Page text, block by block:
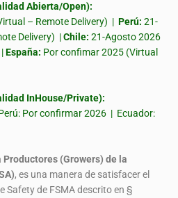
Abierta/Open):
– Remote Delivery) | Perú: 21-
Delivery) |Chile: 21-Agosto 2026
España: Por confimar 2025 (Virtual
InHouse/Private):
Por confirmar 2026 | Ecuador:
(Growers) de la
, es una manera de satisfacer el
Safety de FSMA descrito en §